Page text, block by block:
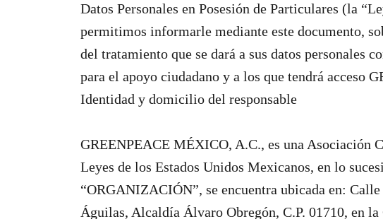
Datos Personales en Posesión de Particulares (la
permitimos informarle mediante este documento,
del tratamiento que se dará a sus datos personales
para el apoyo ciudadano y a los que tendrá acceso
Identidad y domicilio del responsable
GREENPEACE MÉXICO, A.C., es una Asociación
Leyes de los Estados Unidos Mexicanos, en lo
“ORGANIZACIÓN”, se encuentra ubicada en:
Águilas, Alcaldía Álvaro Obregón, C.P. 01710, en